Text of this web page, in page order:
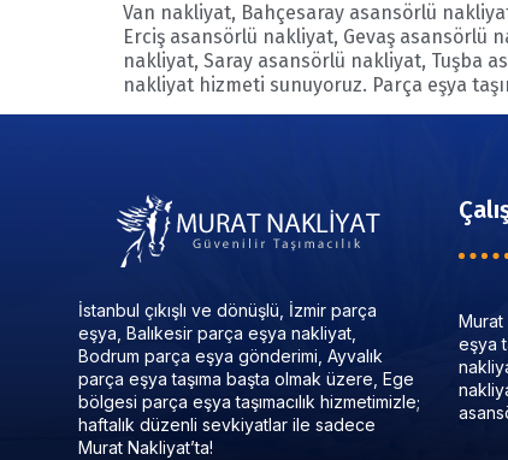
Van nakliyat, Bahçesaray asansörlü
Erciş asansörlü nakliyat, Gevaş asansörlü
nakliyat, Saray asansörlü nakliyat, Tuşba
nakliyat hizmeti sunuyoruz. Parça eşya
İstanbul çıkışlı ve dönüşlü, İzmir parça
eşya, Balıkesir parça eşya nakliyat,
Bodrum parça eşya gönderimi, Ayvalık
parça eşya taşıma başta olmak üzere, Ege
bölgesi parça eşya taşımacılık hizmetimizle;
haftalık düzenli sevkiyatlar ile sadece
Murat Nakliyat’ta!
eşya